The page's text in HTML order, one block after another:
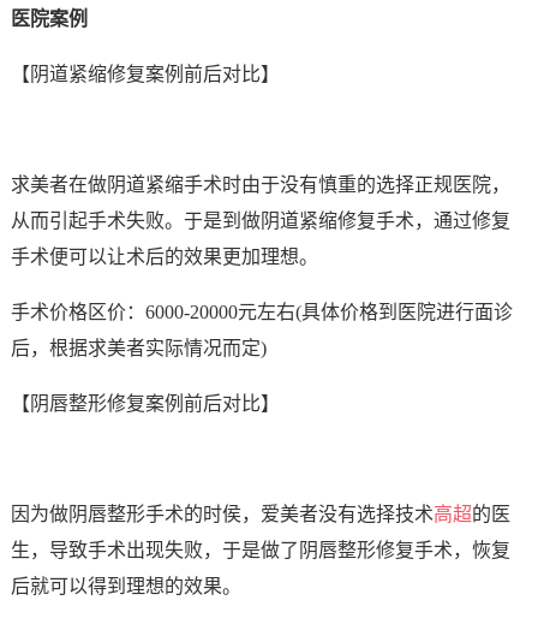
医院案例
【阴道紧缩修复案例前后对比】
求美者在做阴道紧缩手术时由于没有慎重的选择正规医院，
从而引起手术失败。于是到做阴道紧缩修复手术，通过修复
手术便可以让术后的效果更加理想。
手术价格区价：6000-20000元左右(具体价格到医院进行面诊
后，根据求美者实际情况而定)
【阴唇整形修复案例前后对比】
因为做阴唇整形手术的时侯，爱美者没有选择技术高超的医
生，导致手术出现失败，于是做了阴唇整形修复手术，恢复
后就可以得到理想的效果。